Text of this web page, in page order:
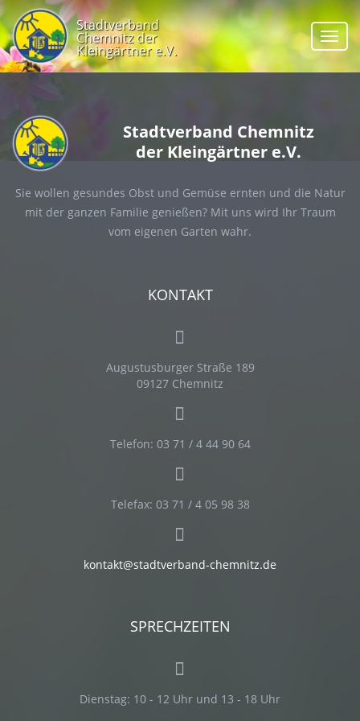
Stadtverband
Chemnitz der
Kleingärtner e.V.
Stadtverband Chemnitz
der Kleingärtner e.V.
Sie wollen gesundes Obst und Gemüse ernten und die Natur
mit der ganzen Familie genießen? Mit uns wird Ihr Traum
vom eigenen Garten wahr.
KONTAKT
Augustusburger Straße 189
09127 Chemnitz
Telefon: 03 71 / 4 44 90 64
Telefax: 03 71 / 4 05 98 38
kontakt@stadtverband-chemnitz.de
SPRECHZEITEN
Dienstag: 10 - 12 Uhr und 13 - 18 Uhr